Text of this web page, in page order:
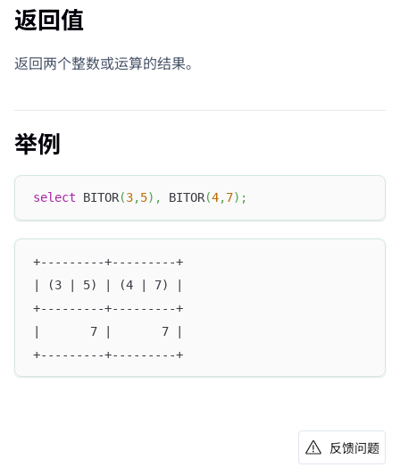
返回值
返回两个整数或运算的结果。
举例
select BITOR(3,5) , BITOR(4,7) ;
+---------+---------+
| (3 | 5) | (4 | 7) |
+---------+---------+
|       7 |       7 |
+---------+---------+
反馈问题